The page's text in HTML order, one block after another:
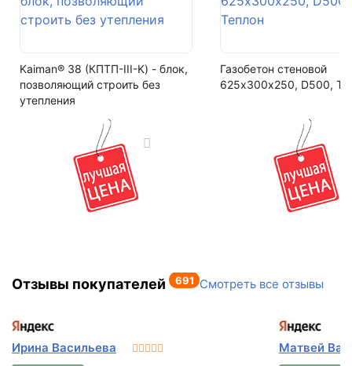
Написать в Telegram
Написать на почту
коричневый
Кол-во поддонов в машине
18
Кол-во в машине
Kaiman® 38 (КПТП-III-K) - блок,
позволяющий строить без
утепления
Газобетон стеновой
625х300х250, D500,
Отзывы покупателей 691 Смотреть все отзывы
Ирина Васильева Матвей